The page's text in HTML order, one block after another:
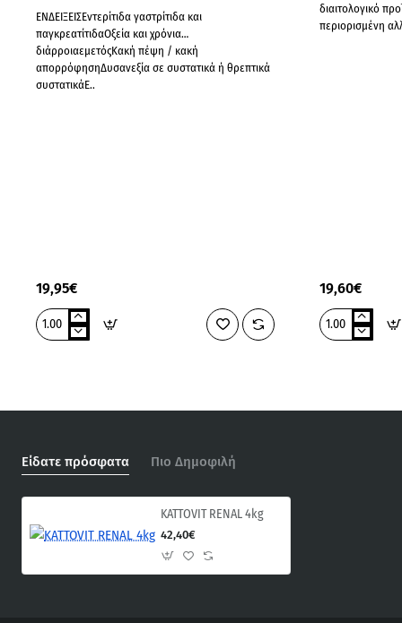
ΕΝΔΕΙΞΕΙΣΕντερίτιδα γαστρίτιδα και
παγκρεατίτιδαΟξεία και χρόνια
διάρροιαεμετόςΚακή πέψη / κακή
απορρόφησηΔυσανεξία σε συστατικά ή θρεπτικά
συστατικάΕ..
19,95€
ADVANCE
διαιτολογικό
19,60€
ADVANCE
Είδατε πρόσφατα Πιο Δημοφιλή
KATTOVIT RENAL 4kg
42,40€